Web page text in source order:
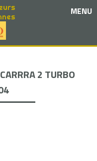
MENU
2 TURBO